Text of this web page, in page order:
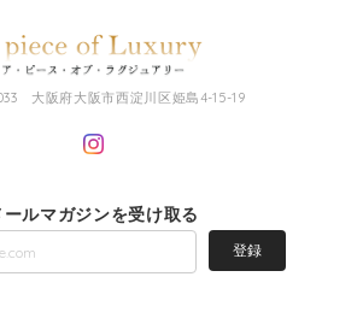
大阪府大阪市西淀川区姫島4-15-19
ールマガジンを受け取る
登録